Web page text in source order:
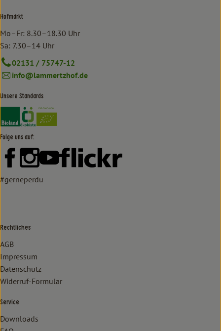
Hofmarkt
Mo–Fr: 8.30–18.30 Uhr
Sa: 7.30–14 Uhr
02131 / 75747-12
info@lammertzhof.de
Unsere Standards
Externer Link zu https://www.bioland.de/verbraucher
Externer Link zu https://www.oekokiste.de/
Folge uns auf:
Externer Link zu https://www.facebook.com/lammertzhof/
Externer Link zu https://www.instagram.com/
Externer Link zu https://www.youtube.com/
Externer Link zu https://
#gerneperdu
Rechtliches
AGB
Impressum
Datenschutz
Widerruf-Formular
Service
Downloads